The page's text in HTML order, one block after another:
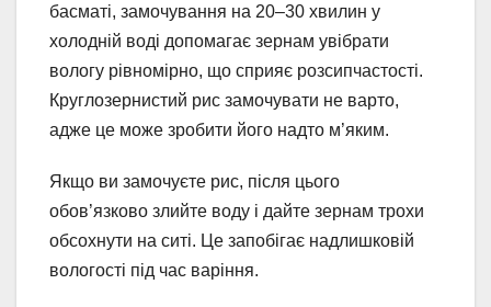
басматі, замочування на 20–30 хвилин у
холодній воді допомагає зернам увібрати
вологу рівномірно, що сприяє розсипчастості.
Круглозернистий рис замочувати не варто,
адже це може зробити його надто м’яким.
Якщо ви замочуєте рис, після цього
обов’язково злийте воду і дайте зернам трохи
обсохнути на ситі. Це запобігає надлишковій
вологості під час варіння.